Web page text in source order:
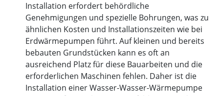
Installation erfordert behördliche
Genehmigungen und spezielle Bohrungen, was zu
ähnlichen Kosten und Installationszeiten wie bei
Erdwärmepumpen führt. Auf kleinen und bereits
bebauten Grundstücken kann es oft an
ausreichend Platz für diese Bauarbeiten und die
erforderlichen Maschinen fehlen. Daher ist die
Installation einer Wasser-Wasser-Wärmepumpe